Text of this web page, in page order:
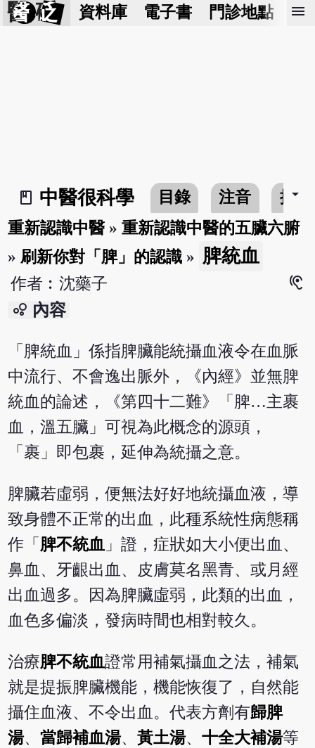
醫 砭 資料庫 電子書 門診地點 預
menu
book_2
中醫很科學 目錄 注音 搜尋
arrow_drop_down
重新認識中醫 »重新認識中醫的五臟六腑
» 刷新你對「脾」的認識 » 脾統血
作者︰沈藥子
hearing
bubble_chart 內容
「脾統血」係指脾臟能統攝血液令在血脈
中流行、不會逸出脈外，《內經》並無脾
統血的論述，《第四十二難》「脾…主裹
血，溫五臟」可視為此概念的源頭，
「裹」即包裹，延伸為統攝之意。
脾臟若虛弱，便無法好好地統攝血液，導
致身體不正常的出血，此種系統性病態稱
作「 脾不統血 」證，症狀如大小便出血、
鼻血、牙齦出血、皮膚莫名黑青、或月經
出血過多。因為脾臟虛弱，此類的出血，
血色多偏淡，發病時間也相對較久。
治療脾不統血證常用補氣攝血之法，補氣
就是提振脾臟機能，機能恢復了，自然能
攝住血液、不令出血。代表方劑有歸脾
湯、當歸補血湯、黃土湯、十全大補湯等